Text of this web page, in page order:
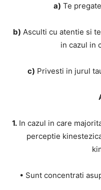
a) Te
b) Asculti cu atentie si
in cazul in
c) Privesti in jurul
1.In cazul in care
perceptie
• Sunt concentrati